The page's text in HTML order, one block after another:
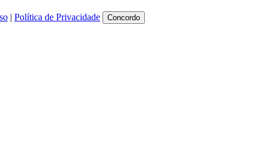
| Política de Privacidade Concordo